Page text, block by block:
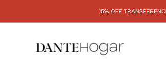
15% OFF TRANSFERENCIA